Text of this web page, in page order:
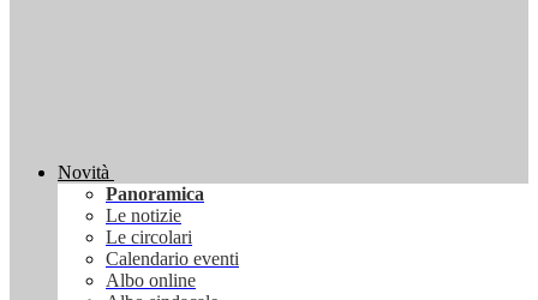
Novità
Panoramica
Le notizie
Le circolari
Calendario eventi
Albo online